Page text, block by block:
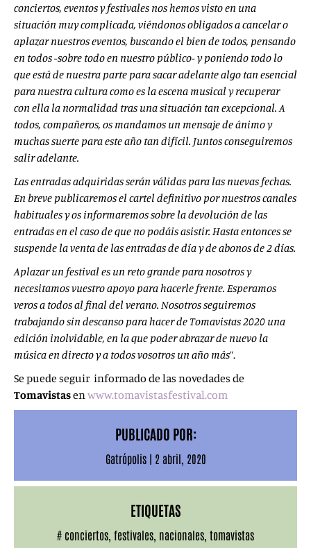
conciertos, eventos y festivales nos hemos visto en una
situación muy complicada, viéndonos obligados a cancelar o
aplazar nuestros eventos, buscando el bien de todos, pensando
en todos -sobre todo en nuestro público- y poniendo todo lo
que está de nuestra parte para sacar adelante algo tan esencial
para nuestra cultura como es la escena musical y recuperar
con ella la normalidad tras una situación tan excepcional. A
todos, compañeros, os mandamos un mensaje de ánimo y
muchas suerte para este año tan difícil. Juntos conseguiremos
salir adelante.
Las entradas adquiridas serán válidas para las nuevas fechas.
En breve publicaremos el cartel definitivo por nuestros canales
habituales y os informaremos sobre la devolución de las
entradas en el caso de que no podáis asistir. Hasta entonces se
suspende la venta de las entradas de día y de abonos de 2 días.
Aplazar un festival es un reto grande para nosotros y
necesitamos vuestro apoyo para hacerle frente. Esperamos
veros a todos al final del verano. Nosotros seguiremos
trabajando sin descanso para hacer de Tomavistas 2020 una
edición inolvidable, en la que poder abrazar de nuevo la
música en directo y a todos vosotros un año más”.
Se puede seguir informado de las novedades de
Tomavistasenwww.tomavistasfestival.com
PUBLICADO POR:
Gatrópolis | 2 abril, 2020
ETIQUETAS
# conciertos festivales nacionales tomavistas